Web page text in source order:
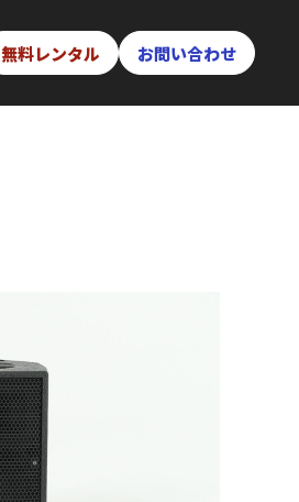
無料レンタル お問い合わせ